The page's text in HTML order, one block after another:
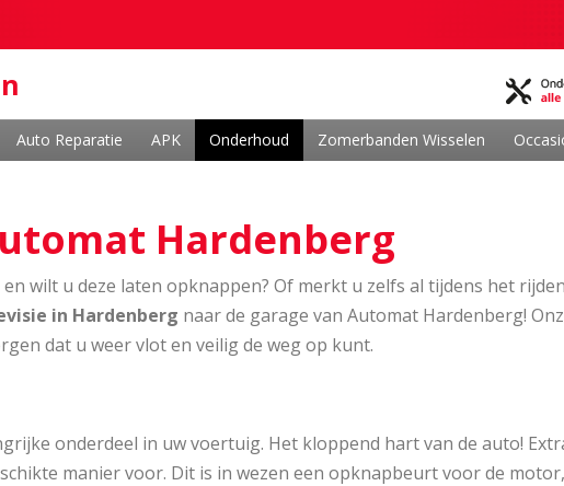
Auto Reparatie APK Onderhoud Zomerbanden Wisselen
Hardenberg
wilt u deze laten opknappen? Of merkt u zelfs al tijdens het
in Hardenberg naar de garage van Automat Hardenberg!
dat u weer vlot en veilig de weg op kunt.
onderdeel in uw voertuig. Het kloppend hart van de auto!
manier voor. Dit is in wezen een opknapbeurt voor de